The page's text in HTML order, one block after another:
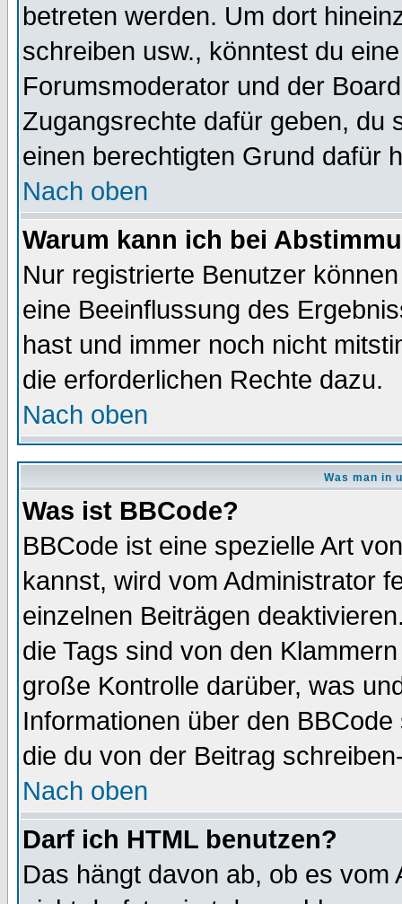
betreten werden. Um dort
schreiben usw., könntest du
Forumsmoderator und der
Zugangsrechte dafür geben, du
einen berechtigten Grund dafür
Nach oben
Warum kann ich bei
Nur registrierte Benutzer
eine Beeinflussung des
hast und immer noch nicht
die erforderlichen Rechte dazu.
Nach oben
Was man in
Was ist BBCode?
BBCode ist eine spezielle Art
kannst, wird vom Administrator
einzelnen Beiträgen
die Tags sind von den
große Kontrolle darüber, was
Informationen über den
die du von der Beitrag
Nach oben
Darf ich HTML benutzen?
Das hängt davon ab, ob es